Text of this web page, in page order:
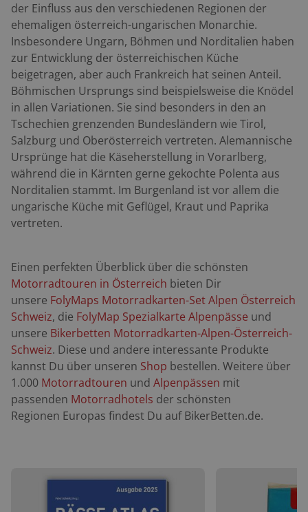
der Einfluss aus den verschiedenen Regionen der
ehemaligen österreich-ungarischen Monarchie.
Insbesondere Ungarn, Böhmen und Norditalien haben
zur Entwicklung der österreichischen Küche
beigetragen, aber auch Frankreich hat seinen Anteil.
Böhmischen Ursprungs sind beispielsweise die Knödel
in allen Variationen. Sie sind besonders in den an
Tschechien grenzenden Bundesländern wie Tirol,
Salzburg und Oberösterreich vertreten. Alemannische
Ursprünge hat die Käseherstellung in Vorarlberg,
während die in Kärnten gerne gekochte Polenta aus
Norditalien stammt. Im Burgenland ist vor allem die
ungarische Küche mit Geflügel, Kraut und Paprika
vertreten.
Einen perfekten Überblick über die schönsten
Motorradtouren in Österreich bieten Dir
unsere FolyMaps Motorradkarten-Set Alpen Österreich
Schweiz, die FolyMap Spezialkarte Alpenpässe und
unsere Bikerbetten Motorradkarten-Alpen-Österreich-
Schweiz. Diese und andere interessante Produkte
kannst Du über unseren Shop bestellen. Weitere über
1.000 Motorradtouren und Alpenpässen mit
passenden Motorradhotels der schönsten
Regionen Europas findest Du auf BikerBetten.de.